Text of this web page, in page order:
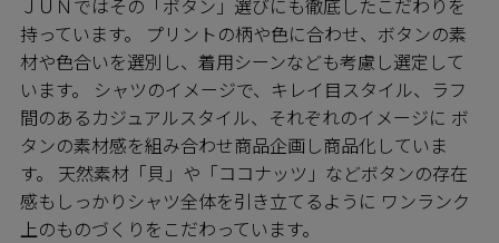
持っています。 プリントの柄や色に合わせ、ボタンの素
材や色合いを選別し、着用シーンなども考慮し選定して
います。 シャツのイメージで、キレイ目スタイル、ラフ
間のあるカジュアルスタイル、それぞれのイメージに ボ
タンの素材感を組み合わせ商品企画し商品化していま
す。 天然素材「貝」や「ココナッツ」などボタンの存在
感もしっかりシャツ全体を引き立てるように ワンランク
上のものづくりをこだわっています。